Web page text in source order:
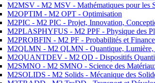
M2MSV - M2 MSV - Mathématiques pour les
M2OPTIM - M2 OPT - Optimisation
M2PIC - M2 PIC - Projet, Innovation,
M2PLASPHYFUS - M2 PPF - Physique des
M2PROBFIN - M2 PF - Probabilités et Finance
M2QLMN - M2 QLMN - Quantique, Lumière,
M2QUANTDEV - M2 QD - Dispositifs
M2SMNO - M2 SMNO - Science des
M2SOLIDS - M2 Solids - Mécanique des